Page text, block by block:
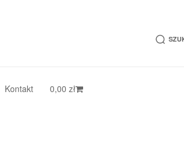
Kontakt 0,00 zł